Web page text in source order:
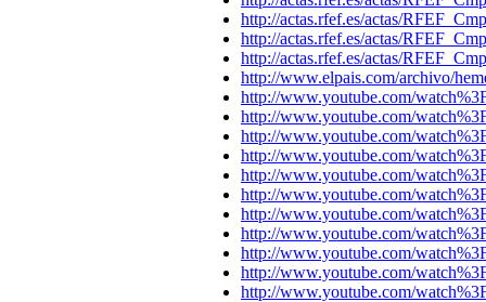
http://actas.rfef.es/actas/
http://actas.rfef.es/actas/
http://actas.rfef.es/actas/
http://www.elpais.com/archivo/
http://www.youtube.com/
http://www.youtube.com/
http://www.youtube.com/
http://www.youtube.com/
http://www.youtube.com/
http://www.youtube.com/
http://www.youtube.com/
http://www.youtube.com/
http://www.youtube.com/
http://www.youtube.com/
http://www.youtube.com/